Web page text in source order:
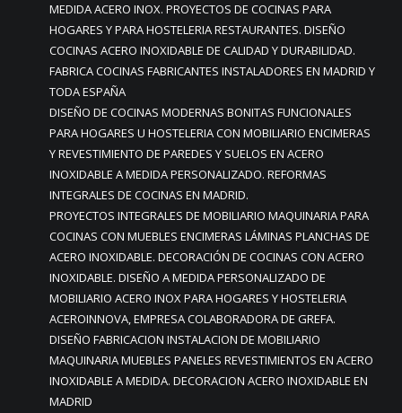
MEDIDA ACERO INOX. PROYECTOS DE COCINAS PARA
HOGARES Y PARA HOSTELERIA RESTAURANTES. DISEÑO
COCINAS ACERO INOXIDABLE DE CALIDAD Y DURABILIDAD.
FABRICA COCINAS FABRICANTES INSTALADORES EN MADRID Y
TODA ESPAÑA
DISEÑO DE COCINAS MODERNAS BONITAS FUNCIONALES
PARA HOGARES U HOSTELERIA CON MOBILIARIO ENCIMERAS
Y REVESTIMIENTO DE PAREDES Y SUELOS EN ACERO
INOXIDABLE A MEDIDA PERSONALIZADO. REFORMAS
INTEGRALES DE COCINAS EN MADRID.
PROYECTOS INTEGRALES DE MOBILIARIO MAQUINARIA PARA
COCINAS CON MUEBLES ENCIMERAS LÁMINAS PLANCHAS DE
ACERO INOXIDABLE. DECORACIÓN DE COCINAS CON ACERO
INOXIDABLE. DISEÑO A MEDIDA PERSONALIZADO DE
MOBILIARIO ACERO INOX PARA HOGARES Y HOSTELERIA
ACEROINNOVA, EMPRESA COLABORADORA DE GREFA.
DISEÑO FABRICACION INSTALACION DE MOBILIARIO
MAQUINARIA MUEBLES PANELES REVESTIMIENTOS EN ACERO
INOXIDABLE A MEDIDA. DECORACION ACERO INOXIDABLE EN
MADRID